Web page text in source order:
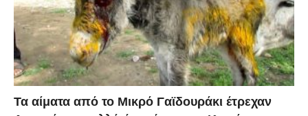
Τα αίματα από το Μικρό Γαϊδουράκι έτρεχαν